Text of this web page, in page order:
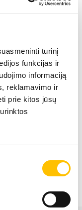
turinį
funkcijas ir
informaciją
reklamavimo ir
prie kitos jūsų
80 M